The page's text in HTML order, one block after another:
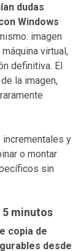
dudas
Windows
imagen
virtual,
definitiva. El
la imagen,
incrementales y
o montar
sin
5 minutos
copia de
desde